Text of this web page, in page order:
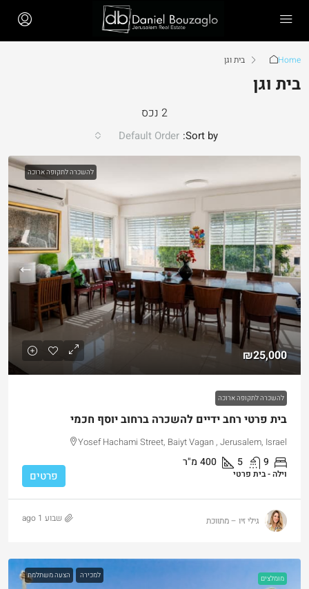
Home בית וגן
בית וגן
2 נכס
Sort by:
Default Order
להשכרה לתקופה ארוכה
₪25,000
להשכרה לתקופה ארוכה
בית פרטי רחב ידיים להשכרה ברחוב יוסף חכמי
Yosef Hachami Street, Baiyt Vagan , Jerusalem, Israel
9
5
400 מ"ר
וילה - בית פרטי פרטים
גילי זיו – מתווכת שבוע 1 ago
מומלצים למכירה הצעה משתלמת